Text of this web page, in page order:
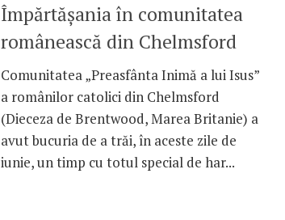
Împărtășania în comunitatea
românească din Chelmsford
Comunitatea „Preasfânta Inimă a lui Isus”
a românilor catolici din Chelmsford
(Dieceza de Brentwood, Marea Britanie) a
avut bucuria de a trăi, în aceste zile de
iunie, un timp cu totul special de har...